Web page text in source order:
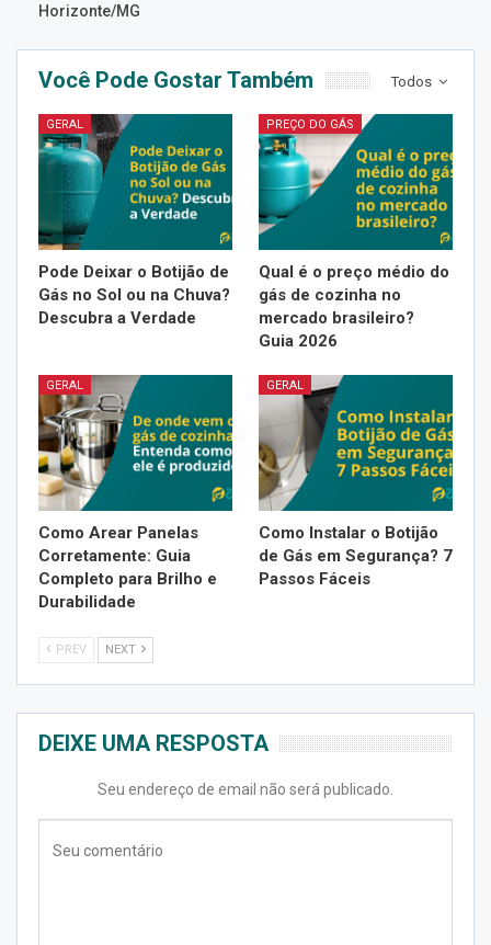
Horizonte/MG
Todos
Você Pode Gostar Também
GERAL
Pode Deixar o Botijão de
Gás no Sol ou na Chuva?
Descubra a Verdade
PREÇO DO GÁS
Qual é o preço médio do
gás de cozinha no
mercado brasileiro?
Guia 2026
GERAL
Como Arear Panelas
Corretamente: Guia
Completo para Brilho e
Durabilidade
GERAL
Como Instalar o Botijão
de Gás em Segurança? 7
Passos Fáceis
PREV NEXT
DEIXE UMA RESPOSTA
Seu endereço de email não será publicado.